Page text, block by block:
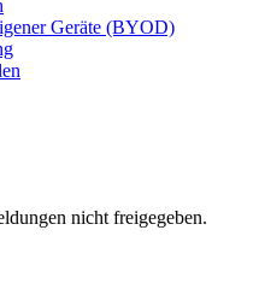
Geräte (BYOD)
nicht freigegeben.